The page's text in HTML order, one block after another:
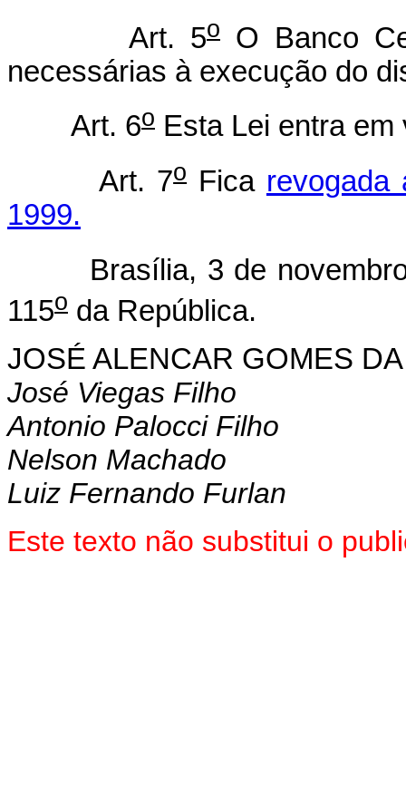
Art. 5o
O Banco
necessárias à execução do
Art. 6o Esta Lei entra
Art. 7oFica revogada
1999.
Brasília, 3 de novembro
115o da República.
JOSÉ ALENCAR GOMES
José Viegas Filho
Antonio Palocci Filho
Nelson Machado
Luiz Fernando Furlan
Este texto não substitui o